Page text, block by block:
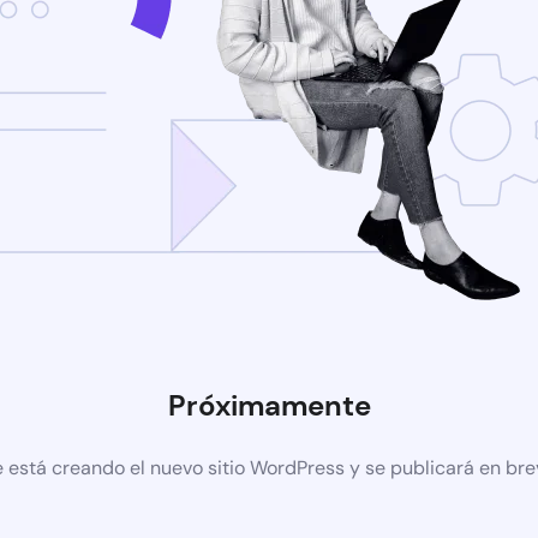
Próximamente
está creando el nuevo sitio WordPress y se publicará en